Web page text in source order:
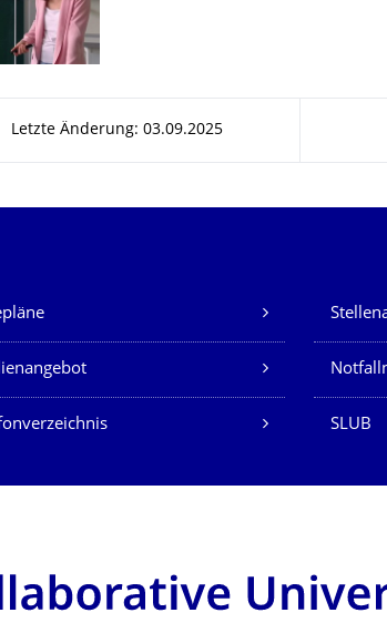
Letzte Änderung: 03.09.2025
Dienste
SLUB